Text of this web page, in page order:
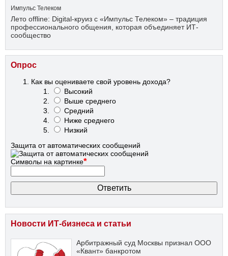
Импульс Телеком
Лето offline: Digital-круиз с «Импульс Телеком» – традиция
профессионального общения, которая объединяет ИТ-
сообщество
Опрос
Как вы оцениваете свой уровень дохода?
Высокий
Выше среднего
Средний
Ниже среднего
Низкий
Защита от автоматических сообщений
Символы на картинке*
Новости ИТ-бизнеса и статьи
Арбитражный суд Москвы признал ООО
«Квант» банкротом